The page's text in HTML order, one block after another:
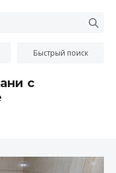
Быстрый поиск
с